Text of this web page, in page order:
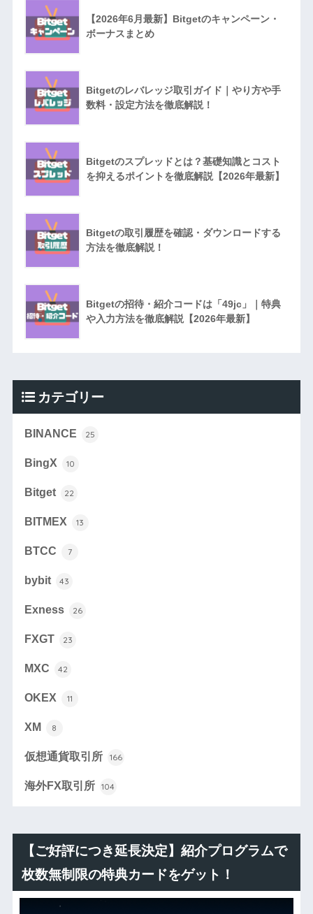
【2026年6月最新】Bitgetのキャンペーン・
ボーナスまとめ
Bitgetのレバレッジ取引ガイド｜やり方や手
数料・設定方法を徹底解説！
Bitgetのスプレッドとは？基礎知識とコスト
を抑えるポイントを徹底解説【2026年最新】
Bitgetの取引履歴を確認・ダウンロードする
方法を徹底解説！
Bitgetの招待・紹介コードは「49jc」｜特典
や入力方法を徹底解説【2026年最新】
カテゴリー
BINANCE 25
BingX 10
Bitget 22
BITMEX 13
BTCC 7
bybit 43
Exness 26
FXGT 23
MXC 42
OKEX 11
XM 8
仮想通貨取引所 166
海外FX取引所 104
【ご好評につき延長決定】紹介プログラムで
枚数無制限の特典カードをゲット！